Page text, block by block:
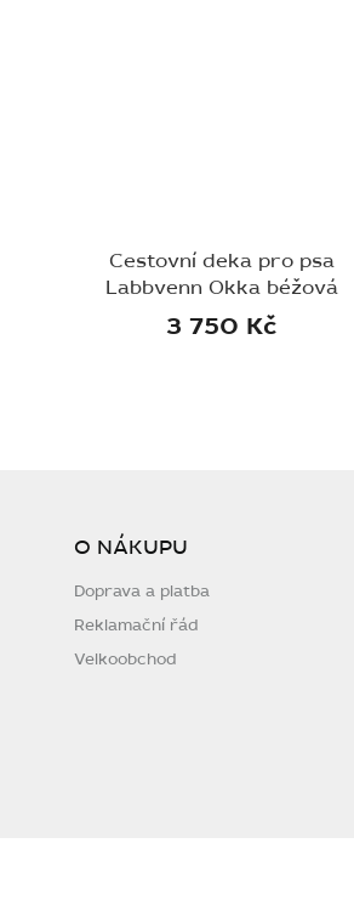
Cestovní deka pro psa
Labbvenn Okka béžová
3 750 Kč
O NÁKUPU
Doprava a platba
Reklamační řád
Velkoobchod